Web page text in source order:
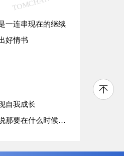
一连串现在的继续
好情书
自我成长
要在什么时候说呢?